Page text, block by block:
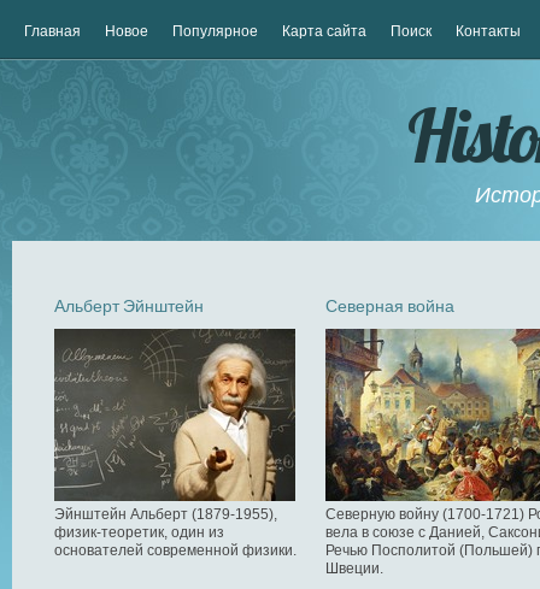
Главная Новое Популярное Карта сайта Поиск Контакты
Альберт Эйнштейн
Эйнштейн Альберт (1879-1955),
физик-теоретик, один из
основателей современной физики.
Северная война
Северную войну (1700-1721)
вела в союзе с Данией,
Речью Посполитой (Польшей)
Швеции.